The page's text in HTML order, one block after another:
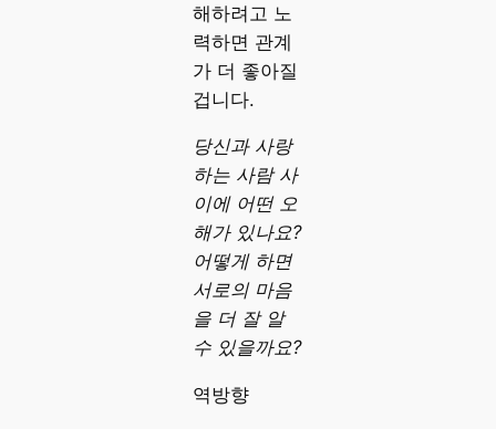
해하려고 노
력하면 관계
가 더 좋아질
겁니다.
당신과 사랑
하는 사람 사
이에 어떤 오
해가 있나요?
어떻게 하면
서로의 마음
을 더 잘 알
수 있을까요?
역방향